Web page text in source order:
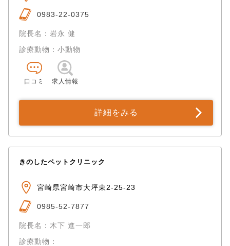
0983-22-0375
院長名：岩永 健
診療動物：小動物
口コミ 求人情報
詳細をみる
きのしたペットクリニック
宮崎県宮崎市大坪東2-25-23
0985-52-7877
院長名：木下 進一郎
診療動物：